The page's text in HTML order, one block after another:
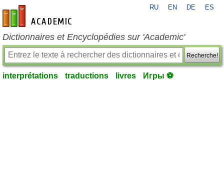
fr-academic.com
RU EN DE ES
Dictionnaires et Encyclopédies sur 'Academic'
Recherche!
interprétations traductions livres Игры ⚽